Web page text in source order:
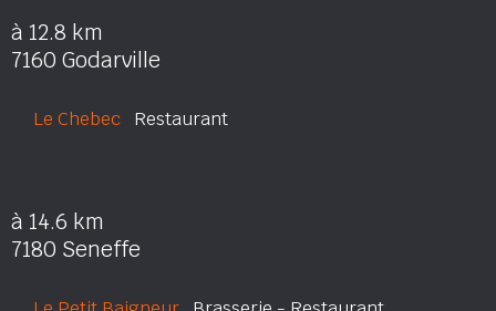
à 12.8 km
7160 Godarville
Le Chebec Restaurant
à 14.6 km
7180 Seneffe